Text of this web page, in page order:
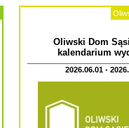
Oliwski Dom
kalendarium
2026.06.01 -